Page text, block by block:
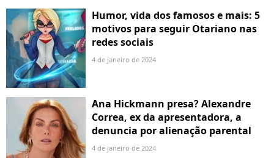
Humor, vida dos famosos e mais: 5
motivos para seguir Otariano nas
redes sociais
4 de janeiro de 2024
Ana Hickmann presa? Alexandre
Correa, ex da apresentadora, a
denuncia por alienação parental
4 de janeiro de 2024